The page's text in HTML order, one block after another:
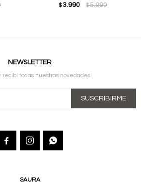
$ 3.990 $5.990
SAURA
NEWSLETTER
recibí todas nuestras novedades!
SUSCRIBIRME
  